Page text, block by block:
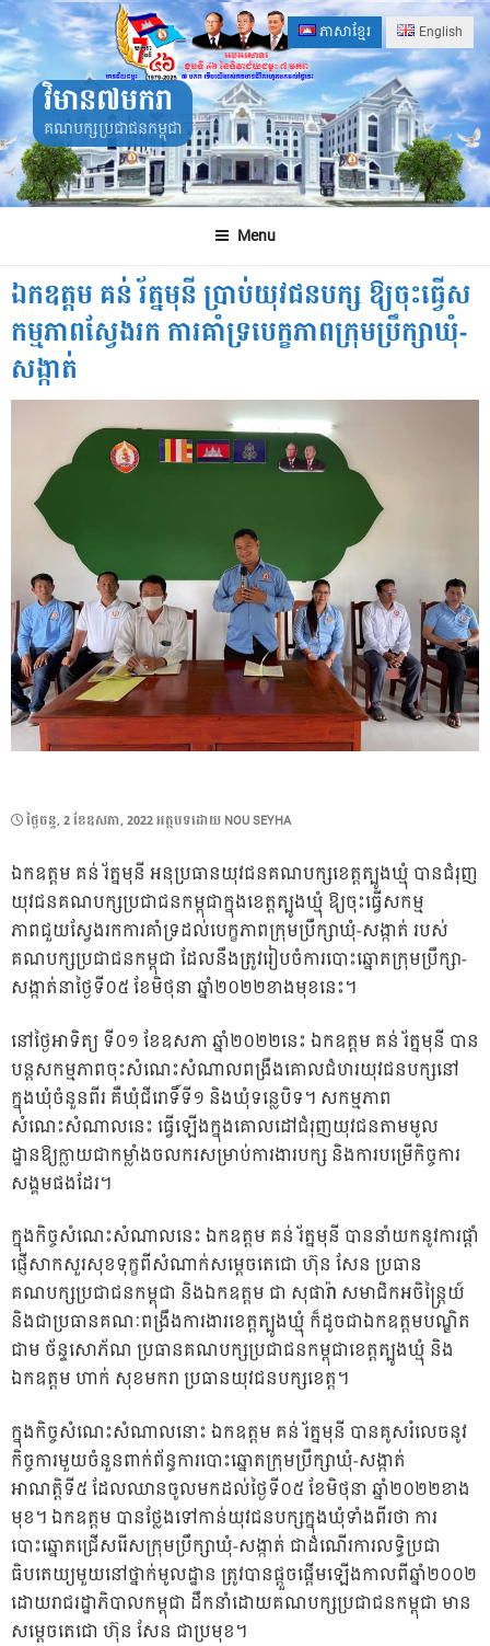
Skip
to
content
ភាសាខ្មែរ English
វិមាន៧មករា
គណបក្សប្រជាជនកម្ពុជា
Menu
ឯកឧត្តម គន់ រ័ត្នមុនី ប្រាប់យុវជនបក្ស ឱ្យចុះធ្វើស
កម្មភាពស្វែងរក ការគាំទ្របេក្ខភាពក្រុមប្រឹក្សាឃុំ-
សង្កាត់
POSTED
ថ្ងៃ​ចន្ទ, 2 ខែ​ឧសភា, 2022អត្ថបទដោយ NOU SEYHA
ឯកឧត្តម គន់ រ័ត្នមុនី អនុប្រធានយុវជនគណបក្សខេត្តត្បូងឃ្មុំ បានជំរុញ
យុវជនគណបក្សប្រជាជនកម្ពុជាក្នុងខេត្តត្បូងឃ្មុំ ឱ្យចុះធ្វើសកម្ម
ភាពជួយស្វែងរកការគាំទ្រដល់បេក្ខភាពក្រុមប្រឹក្សាឃុំ-សង្កាត់ របស់
គណបក្សប្រជាជនកម្ពុជា ដែលនឹងត្រូវរៀបចំការបោះឆ្នោតក្រុមប្រឹក្សា-
សង្កាត់នាថ្ងៃទី០៥ ខែមិថុនា ឆ្នាំ២០២២ខាងមុខនេះ។
នៅថ្ងៃអាទិត្យ ទី០១ ខែឧសភា ឆ្នាំ២០២២នេះ ឯកឧត្តម គន់ រ័ត្នមុនី បាន
បន្តសកម្មភាពចុះសំណេះសំណាលពង្រឹងគោលជំហរយុវជនបក្សនៅ
ក្នុងឃុំចំនួនពីរ គឺឃុំជីរោទិ៍ទី១ និងឃុំទន្លេបិទ។ សកម្មភាព
សំណេះសំណាលនេះ ធ្វើឡើងក្នុងគោលដៅជំរុញយុវជនតាមមូល
ដ្ឋានឱ្យក្លាយជាកម្លាំងចលករសម្រាប់ការងារបក្ស និងការបម្រើកិច្ចការ
សង្គមផងដែរ។
ក្នុងកិច្ចសំណេះសំណាលនេះ ឯកឧត្តម គន់ រ័ត្នមុនី បាននាំយកនូវការផ្តាំ
ផ្ញើសាកសួរសុខទុក្ខពីសំណាក់សម្តេចតេជោ ហ៊ុន សែន ប្រធាន
គណបក្សប្រជាជនកម្ពុជា និងឯកឧត្តម ជា សុផារ៉ា សមាជិកអចិន្ត្រៃយ៍
និងជាប្រធានគណៈពង្រឹងការងារខេត្តត្បូងឃ្មុំ ក៏ដូចជាឯកឧត្តមបណ្ឌិត
ជាម ច័ន្ទសោភ័ណ ប្រធានគណបក្សប្រជាជនកម្ពុជាខេត្តត្បូងឃ្មុំ និង
ឯកឧត្តម ហាក់ សុខមករា ប្រធានយុវជនបក្សខេត្ត។
ក្នុងកិច្ចសំណេះសំណាលនោះ ឯកឧត្តម គន់ រ័ត្នមុនី បានគូសរំលេចនូវ
កិច្ចការមួយចំនួនពាក់ព័ន្ធការបោះឆ្នោតក្រុមប្រឹក្សាឃុំ-សង្កាត់
អាណត្តិទី៥ ដែលឈានចូលមកដល់ថ្ងៃទី០៥ ខែមិថុនា ឆ្នាំ២០២២ខាង
មុខ។ ឯកឧត្តម បានថ្លែងទៅកាន់យុវជនបក្សក្នុងឃុំទាំងពីរថា ការ
បោះឆ្នោតជ្រើសរើសក្រុមប្រឹក្សាឃុំ-សង្កាត់ ជាដំណើរការលទ្ធិប្រជា
ធិបតេយ្យមួយនៅថ្នាក់មូលដ្ឋាន ត្រូវបានផ្តួចផ្តើមឡើងកាលពីឆ្នាំ២០០២
ដោយរាជរដ្ឋាភិបាលកម្ពុជា ដឹកនាំដោយគណបក្សប្រជាជនកម្ពុជា មាន
សម្តេចតេជោ ហ៊ុន សែន ជាប្រមុខ។